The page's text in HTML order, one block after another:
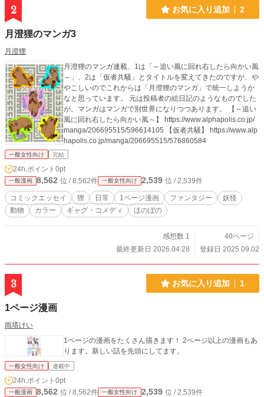
2 お気に入り追加 2
月澄狸のマンガ3
月澄狸
月澄狸のマンガ連載、1は「～追い風に回れ右したら向かい風
～」、2は「仮者共騒」とタイトルを変えてきたのですが、や
やこしいのでこれからは「月澄狸のマンガ」で統一しようか
なと思っています。 元は投稿者の絵日記のようなものでした
が、マンガはマンガで別世界になりつつあります。 【～追い
風に回れ右したら向かい風～】 https://www.alphapolis.co.jp/
manga/206695515/596614105 【仮者共騒】 https://www.alp
hapolis.co.jp/manga/206695515/576860584
一般女性向け 完結
24h.ポイント 0pt
一般漫画 8,562 位 / 8,562件 一般女性向け 2,539 位 / 2,539件
コミックエッセイ 狸 日常 1ページ漫画 ファンタジー
妖怪
動物
カラー ギャグ・コメディ ほのぼの
感想数 1
40ページ
最終更新日 2026.04.28
登録日 2025.09.02
3 お気に入り追加 1
1ページ漫画
雨塔けい
1ページの漫画をたくさん描きます！ 2ページ以上の漫画もあ
ります。新しい話を先頭にしてます。
一般女性向け 連載中
24h.ポイント 0pt
一般漫画 8,562 位 / 8,562件 一般女性向け 2,539 位 / 2,539件